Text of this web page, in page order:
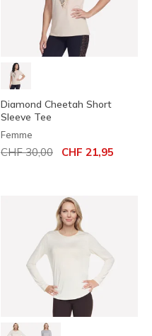
Diamond Cheetah Short
Sleeve Tee
Femme
Prix réduit de
CHF 30,00 CHF 21,95